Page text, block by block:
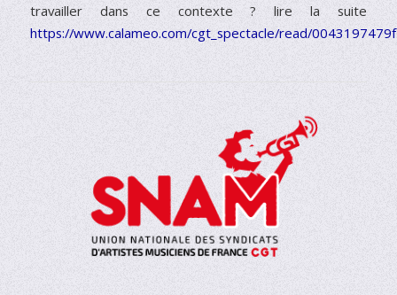
travailler dans ce contexte ? lire la suite
https://www.calameo.com/cgt_spectacle/read/